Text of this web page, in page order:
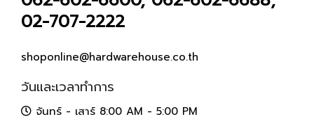
02-707-2222
shoponline@hardwarehouse.co.th
วันและเวลาทำการ
จันทร์ - เสาร์ 8:00 AM - 5:00 PM